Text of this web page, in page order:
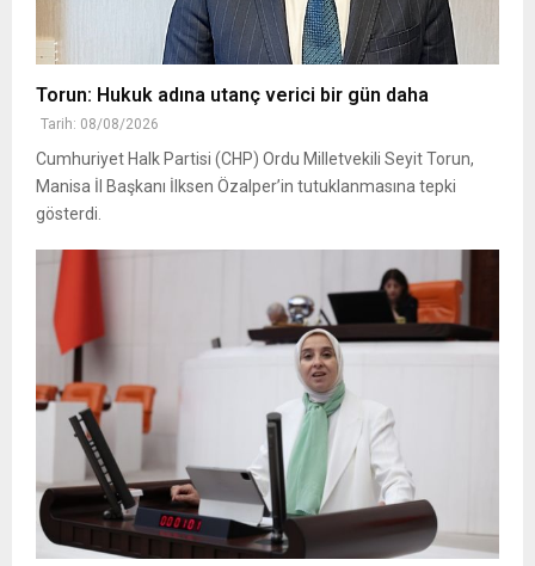
Torun: Hukuk adına utanç verici bir gün daha
Tarih: 08/08/2026
Cumhuriyet Halk Partisi (CHP) Ordu Milletvekili Seyit Torun,
Manisa İl Başkanı İlksen Özalper’in tutuklanmasına tepki
gösterdi.